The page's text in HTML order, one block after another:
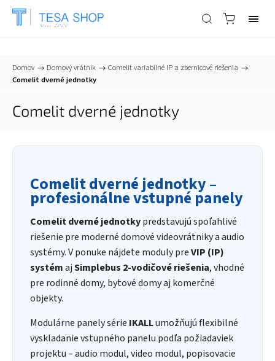
📞+421 903 553 805 info@tesa-systems.sk
Domov / Domový vrátnik / Comelit variabilné IP a zbernicové riešenia /
Comelit dverné jednotky
Comelit dverné jednotky
Comelit dverné jednotky –
profesionálne vstupné panely
Comelit dverné jednotkypredstavujú spoľahlivé
riešenie pre moderné domové videovrátniky a audio
systémy. V ponuke nájdete moduly preVIP (IP)
systémajSimplebus 2-vodičové riešenia, vhodné
pre rodinné domy, bytové domy aj komerčné
objekty.
Modulárne panely série IKALLumožňujú flexibilné
vyskladanie vstupného panelu podľa požiadaviek
projektu – audio modul, video modul, popisovacie